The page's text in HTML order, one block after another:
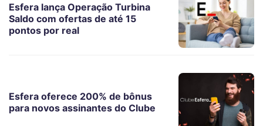
Esfera lança Operação Turbina
Saldo com ofertas de até 15
pontos por real
Esfera oferece 200% de bônus
para novos assinantes do Clube